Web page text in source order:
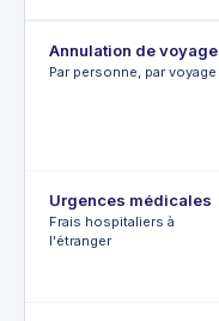
Annulation de voyage
Par personne, par voyage
Urgences médicales
Frais hospitaliers à
l'étranger